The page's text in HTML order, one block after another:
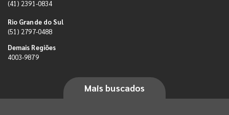
(41) 2391-0834
Rio Grande do Sul
(51) 2797-0488
Demais Regiões
4003-9879
Mais buscados